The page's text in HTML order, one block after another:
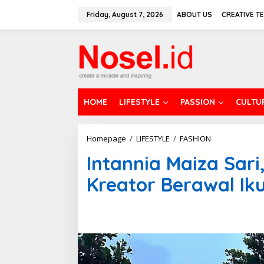
Friday, August 7, 2026 ABOUT US CREATIVE
HOME LIFESTYLE PASSION
Homepage / LIFESTYLE / FASHION
t
a
n
n
a
Intannia Maiza
Kreator Berawal